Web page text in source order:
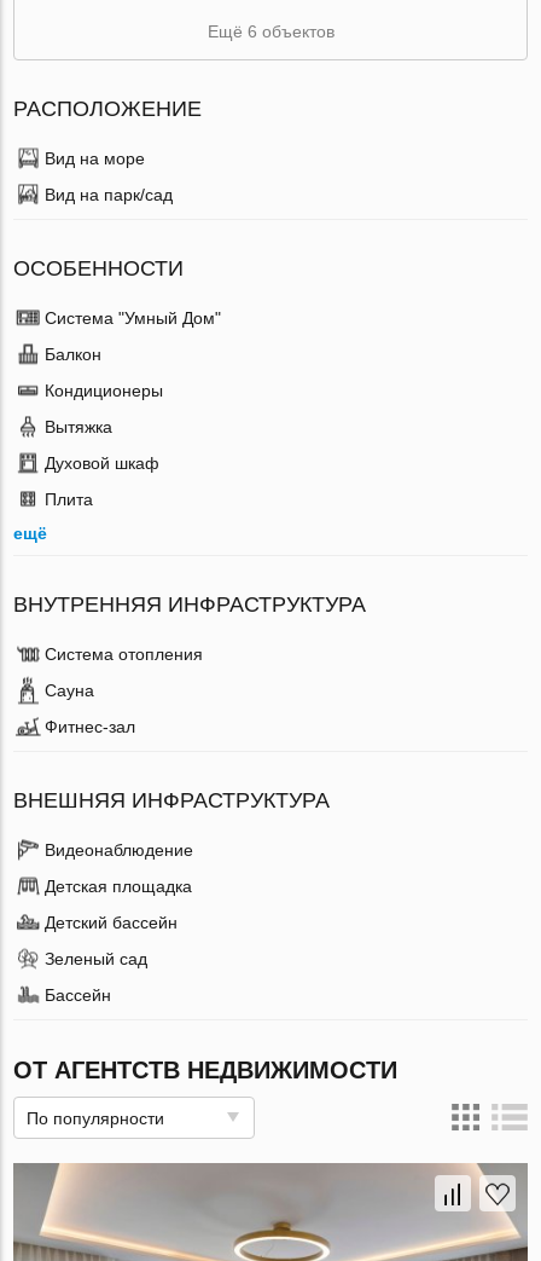
Ещё 6 объектов
РАСПОЛОЖЕНИЕ
Вид на море
Вид на парк/сад
ОСОБЕННОСТИ
Система "Умный Дом"
Балкон
Кондиционеры
Вытяжка
Духовой шкаф
Плита
ещё
ВНУТРЕННЯЯ ИНФРАСТРУКТУРА
Система отопления
Сауна
Фитнес-зал
ВНЕШНЯЯ ИНФРАСТРУКТУРА
Видеонаблюдение
Детская площадка
Детский бассейн
Зеленый сад
Бассейн
ОТ АГЕНТСТВ НЕДВИЖИМОСТИ
По популярности